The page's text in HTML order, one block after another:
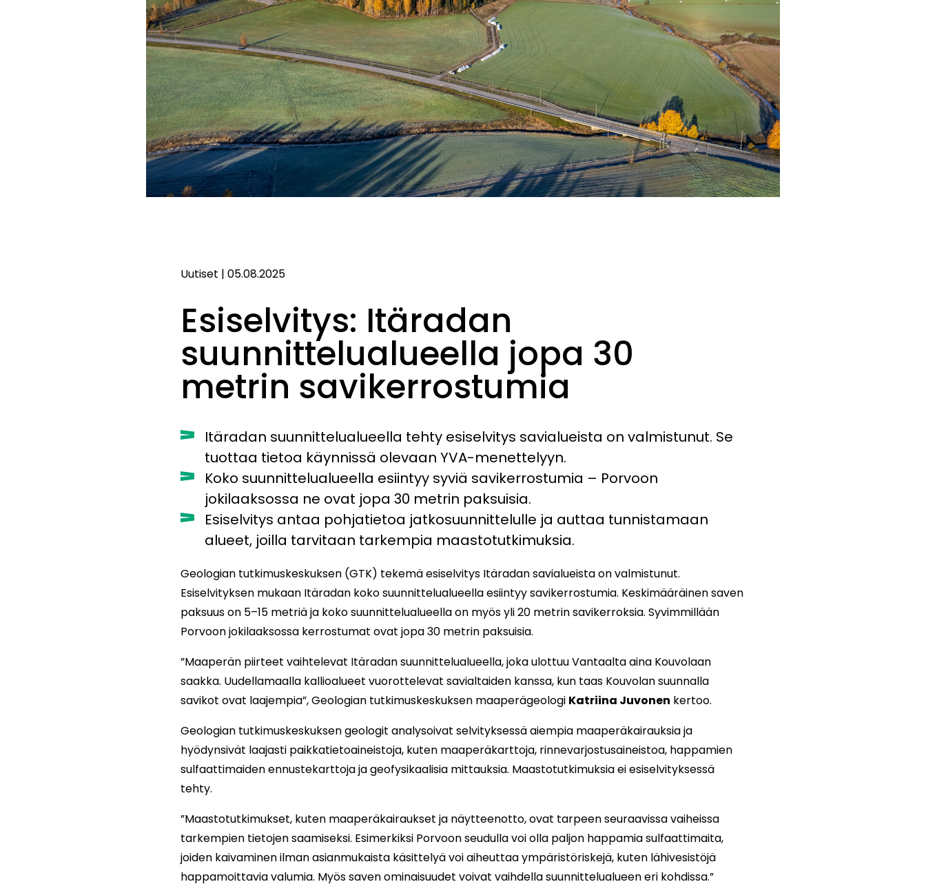
Uutiset | 05.08.2025
Esiselvitys: Itäradan
suunnittelualueella jopa 30
metrin savikerrostumia
Itäradan suunnittelualueella tehty esiselvitys savialueista on valmistunut. Se
tuottaa tietoa käynnissä olevaan YVA-menettelyyn.
Koko suunnittelualueella esiintyy syviä savikerrostumia – Porvoon
jokilaaksossa ne ovat jopa 30 metrin paksuisia.
Esiselvitys antaa pohjatietoa jatkosuunnittelulle ja auttaa tunnistamaan
alueet, joilla tarvitaan tarkempia maastotutkimuksia.
Geologian tutkimuskeskuksen (GTK) tekemä esiselvitys Itäradan savialueista on valmistunut.
Esiselvityksen mukaan Itäradan koko suunnittelualueella esiintyy savikerrostumia. Keskimääräinen saven
paksuus on 5–15 metriä ja koko suunnittelualueella on myös yli 20 metrin savikerroksia. Syvimmillään
Porvoon jokilaaksossa kerrostumat ovat jopa 30 metrin paksuisia.
”Maaperän piirteet vaihtelevat Itäradan suunnittelualueella, joka ulottuu Vantaalta aina Kouvolaan
saakka. Uudellamaalla kallioalueet vuorottelevat savialtaiden kanssa, kun taas Kouvolan suunnalla
savikot ovat laajempia”, Geologian tutkimuskeskuksen maaperägeologi Katriina Juvonen kertoo.
Geologian tutkimuskeskuksen geologit analysoivat selvityksessä aiempia maaperäkairauksia ja
hyödynsivät laajasti paikkatietoaineistoja, kuten maaperäkarttoja, rinnevarjostusaineistoa, happamien
sulfaattimaiden ennustekarttoja ja geofysikaalisia mittauksia. Maastotutkimuksia ei esiselvityksessä
tehty.
”Maastotutkimukset, kuten maaperäkairaukset ja näytteenotto, ovat tarpeen seuraavissa vaiheissa
tarkempien tietojen saamiseksi. Esimerkiksi Porvoon seudulla voi olla paljon happamia sulfaattimaita,
joiden kaivaminen ilman asianmukaista käsittelyä voi aiheuttaa ympäristöriskejä, kuten lähivesistöjä
happamoittavia valumia. Myös saven ominaisuudet voivat vaihdella suunnittelualueen eri kohdissa.”